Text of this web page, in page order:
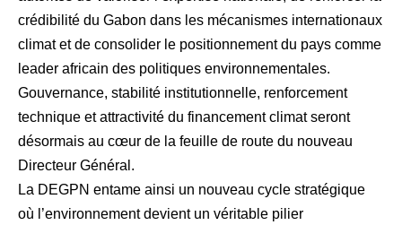
crédibilité du Gabon dans les mécanismes internationaux
climat et de consolider le positionnement du pays comme
leader africain des politiques environnementales.
Gouvernance, stabilité institutionnelle, renforcement
technique et attractivité du financement climat seront
désormais au cœur de la feuille de route du nouveau
Directeur Général.
La DEGPN entame ainsi un nouveau cycle stratégique
où l’environnement devient un véritable pilier